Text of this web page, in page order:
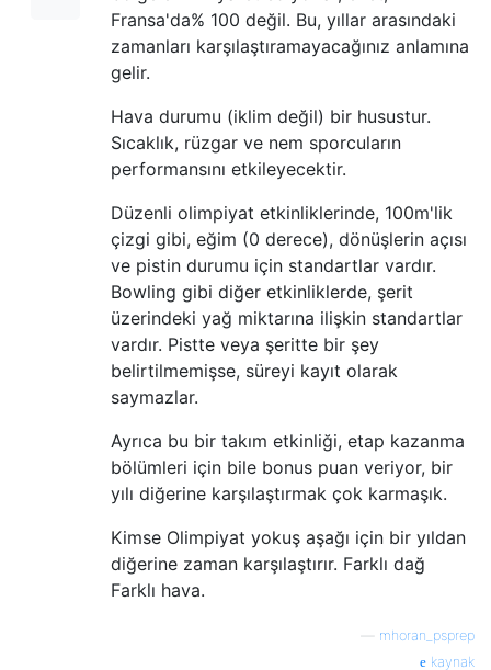
Fransa'da% 100 değil. Bu, yıllar arasındaki
zamanları karşılaştıramayacağınız anlamına
gelir.
Hava durumu (iklim değil) bir husustur.
Sıcaklık, rüzgar ve nem sporcuların
performansını etkileyecektir.
Düzenli olimpiyat etkinliklerinde, 100m'lik
çizgi gibi, eğim (0 derece), dönüşlerin açısı
ve pistin durumu için standartlar vardır.
Bowling gibi diğer etkinliklerde, şerit
üzerindeki yağ miktarına ilişkin standartlar
vardır. Pistte veya şeritte bir şey
belirtilmemişse, süreyi kayıt olarak
saymazlar.
Ayrıca bu bir takım etkinliği, etap kazanma
bölümleri için bile bonus puan veriyor, bir
yılı diğerine karşılaştırmak çok karmaşık.
Kimse Olimpiyat yokuş aşağı için bir yıldan
diğerine zaman karşılaştırır. Farklı dağ
Farklı hava.
mhoran_psprep
kaynak